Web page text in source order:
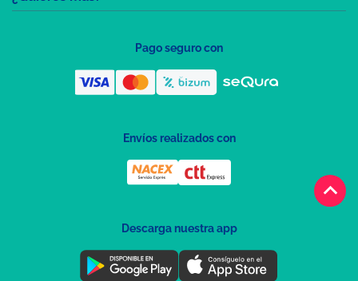
keyboard_arrow_up
Pago seguro con
Envíos realizados con
Descarga nuestra app